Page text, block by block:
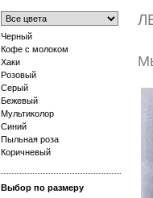
Черный
Кофе с молоком
Хаки
Розовый
Серый
Бежевый
Мультиколор
Синий
Пыльная роза
Коричневый
Выбор по размеру